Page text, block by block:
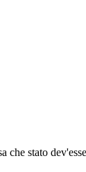
che stato